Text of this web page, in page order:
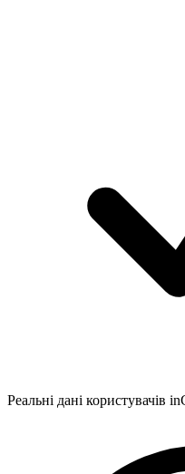
Реальні дані користувачів